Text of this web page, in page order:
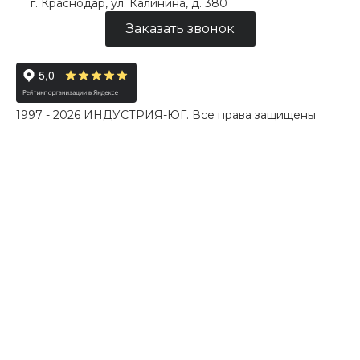
г. Краснодар, ул. Калинина, д. 380
Заказать звонок
1997 - 2026 ИНДУСТРИЯ-ЮГ. Все права защищены